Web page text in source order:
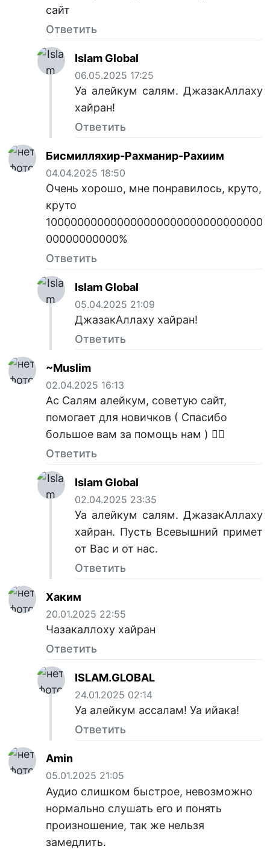
сайт
Ответить
Islam Global
06.05.2025 17:25
Уа алейкум салям. ДжазакАллаху
хайран!
Ответить
Бисмилляхир-Рахманир-Рахиим
04.04.2025 18:50
Очень хорошо, мне понравилось, круто,
круто
100000000000000000000000000000000
00000000000%
Ответить
Islam Global
05.04.2025 21:09
ДжазакАллаху хайран!
Ответить
~Muslim
02.04.2025 16:13
Ас Салям алейкум, советую сайт,
помогает для новичков ( Спасибо
большое вам за помощь нам ) ❤️‍🔥
Ответить
Islam Global
02.04.2025 23:35
Уа алейкум салям. ДжазакАллаху
хайран. Пусть Всевышний примет
от Вас и от нас.
Ответить
Хаким
20.01.2025 22:55
Чазакаллоху хайран
Ответить
ISLAM.GLOBAL
24.01.2025 02:14
Уа алейкум ассалам! Уа ийака!
Ответить
Amin
05.01.2025 21:05
Аудио слишком быстрое, невозможно
нормально слушать его и понять
произношение, так же нельзя
замедлить.